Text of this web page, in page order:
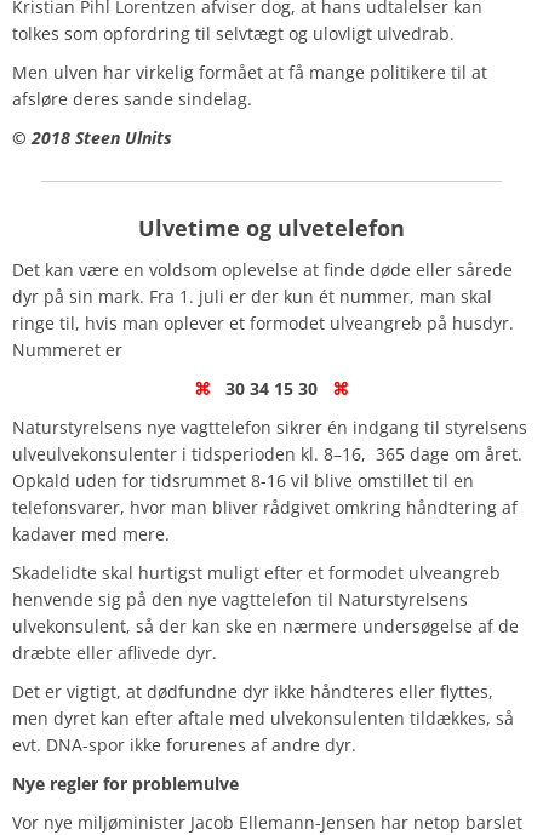
Kristian Pihl Lorentzen afviser dog, at hans udtalelser kan
tolkes som opfordring til selvtægt og ulovligt ulvedrab.
Men ulven har virkelig formået at få mange politikere til at
afsløre deres sande sindelag.
© 2018 Steen Ulnits
Ulvetime og ulvetelefon
Det kan være en voldsom oplevelse at finde døde eller sårede
dyr på sin mark. Fra 1. juli er der kun ét nummer, man skal
ringe til, hvis man oplever et formodet ulveangreb på husdyr.
Nummeret er
⌘ 30 34 15 30 ⌘
Naturstyrelsens nye vagttelefon sikrer én indgang til styrelsens
ulveulvekonsulenter i tidsperioden kl. 8–16, 365 dage om året.
Opkald uden for tidsrummet 8-16 vil blive omstillet til en
telefonsvarer, hvor man bliver rådgivet omkring håndtering af
kadaver med mere.
Skadelidte skal hurtigst muligt efter et formodet ulveangreb
henvende sig på den nye vagttelefon til Naturstyrelsens
ulvekonsulent, så der kan ske en nærmere undersøgelse af de
dræbte eller aflivede dyr.
Det er vigtigt, at dødfundne dyr ikke håndteres eller flyttes,
men dyret kan efter aftale med ulvekonsulenten tildækkes, så
evt. DNA-spor ikke forurenes af andre dyr.
Nye regler for problemulve
Vor nye miljøminister Jacob Ellemann-Jensen har netop barslet